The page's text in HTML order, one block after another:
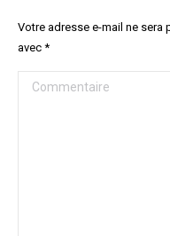
Votre adresse e-mail ne sera
avec *
Commentaire